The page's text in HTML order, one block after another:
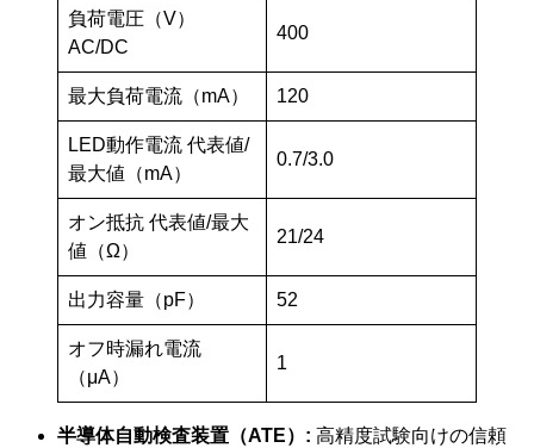
負荷電圧（V）
AC/DC
400
最大負荷電流（mA） 120
LED動作電流 代表値/
最大値（mA）
0.7/3.0
オン抵抗 代表値/最大
値（Ω）
21/24
出力容量（pF） 52
オフ時漏れ電流
（μA）
1
半導体自動検査装置（ATE）: 高精度試験向けの信頼